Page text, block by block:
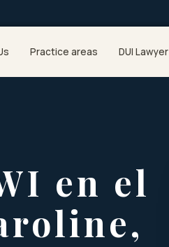
Practice areas DUI Lawyer
en el